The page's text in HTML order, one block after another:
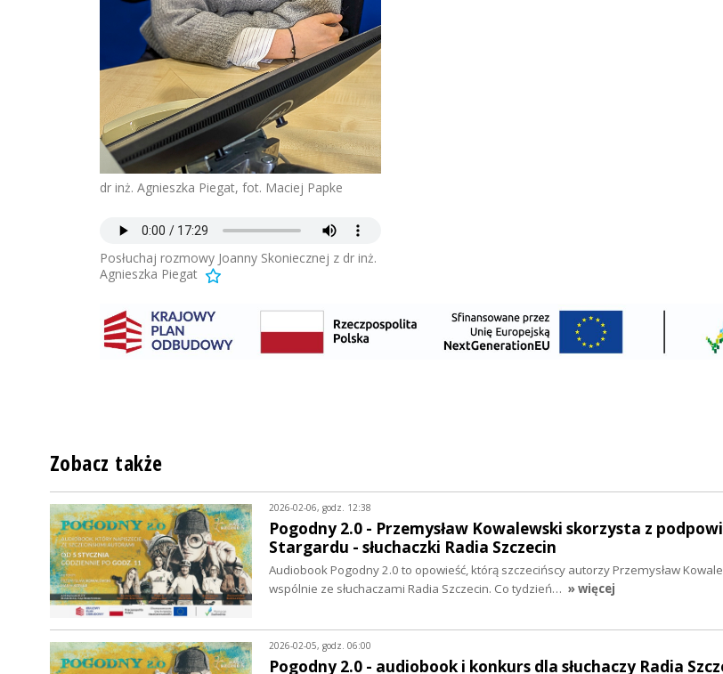
dr inż. Agnieszka Piegat, fot. Maciej Papke
Posłuchaj rozmowy Joanny Skoniecznej z dr inż.
Agnieszka Piegat
Zobacz także
2026-02-06, godz. 12:38
Pogodny 2.0 - Przemysław Kowalewski skorzysta z
Stargardu - słuchaczki Radia Szczecin
Audiobook Pogodny 2.0 to opowieść, którą szczecińscy autorzy Przemysław
wspólnie ze słuchaczami Radia Szczecin. Co tydzień… » więcej
2026-02-05, godz. 06:00
Pogodny 2.0 - audiobook i konkurs dla słuchaczy Radia